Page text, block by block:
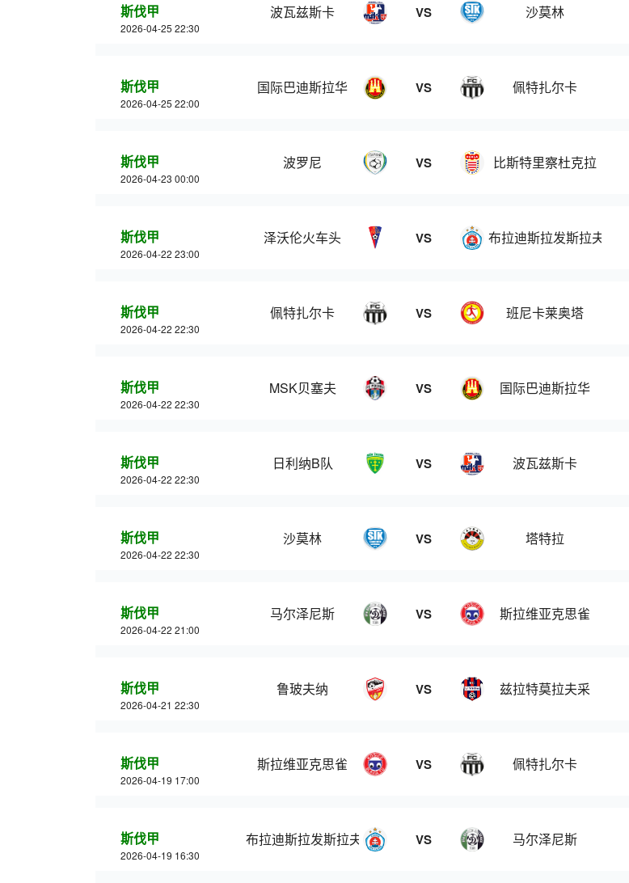
斯伐甲
2026-04-25 22:30
波瓦兹斯卡 VS 沙莫林
斯伐甲
2026-04-25 22:00
国际巴迪斯拉华 VS 佩特扎尔卡
斯伐甲
2026-04-23 00:00
波罗尼 VS 比斯特里察杜克拉
斯伐甲
2026-04-22 23:00
泽沃伦火车头 VS 布拉迪斯拉发斯拉夫人B
斯伐甲
2026-04-22 22:30
佩特扎尔卡 VS 班尼卡莱奥塔
斯伐甲
2026-04-22 22:30
MSK贝塞夫 VS 国际巴迪斯拉华
斯伐甲
2026-04-22 22:30
日利纳B队 VS 波瓦兹斯卡
斯伐甲
2026-04-22 22:30
沙莫林 VS 塔特拉
斯伐甲
2026-04-22 21:00
马尔泽尼斯 VS 斯拉维亚克思雀
斯伐甲
2026-04-21 22:30
鲁玻夫纳 VS 兹拉特莫拉夫采
斯伐甲
2026-04-19 17:00
斯拉维亚克思雀 VS 佩特扎尔卡
斯伐甲
2026-04-19 16:30
布拉迪斯拉发斯拉夫人B队 VS 马尔泽尼斯